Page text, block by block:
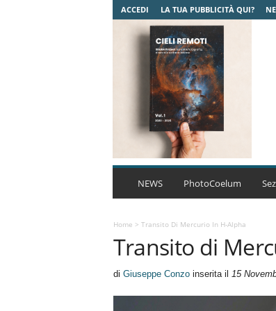
ACCEDI LA TUA PUBBLICITÀ QUI?
C
A
r
NEWS PhotoCoelum
Home > Transito Di Mercurio In H-Alpha
Transito di
di Giuseppe Conzoinserita il 15